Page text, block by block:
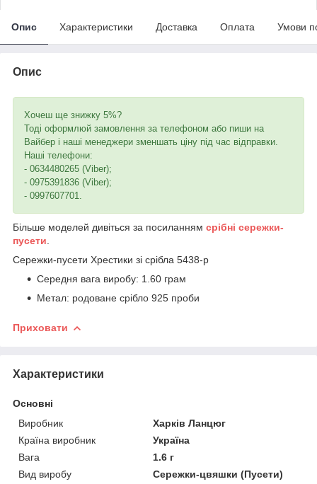
Опис Характеристики Доставка Оплата Умови
Опис
Хочеш ще знижку 5%?
Тоді оформлюй замовлення за телефоном або пиши на
Вайбер і наші менеджери зменшать ціну під час відправки.
Наші телефони:
- 0634480265 (Viber);
- 0975391836 (Viber);
- 0997607701.
Більше моделей дивіться за посиланням срібні сережки-
пусети
Сережки-пусети Хрестики зі срібла 5438-р
Середня вага виробу: 1.60 грам
Метал: родоване срібло 925 проби
Приховати
Характеристики
Основні
Виробник
Харків Ланцюг
Країна виробник
Україна
Вага
1.6 г
Вид виробу
Сережки-цвяшки (Пусети)